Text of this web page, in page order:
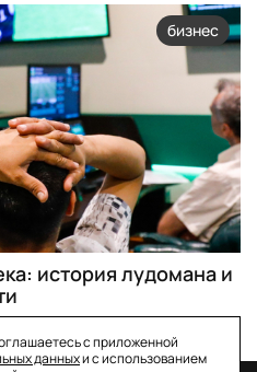
бизнес
история лудомана и
с приложенной
данныхи с использованием